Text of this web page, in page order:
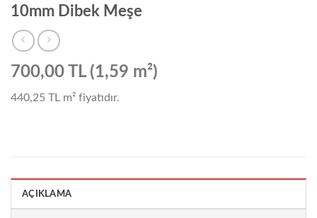
10mm Dibek Meşe
700,00 TL (1,59 m²)
440,25 TL m² fiyatıdır.
AÇIKLAMA